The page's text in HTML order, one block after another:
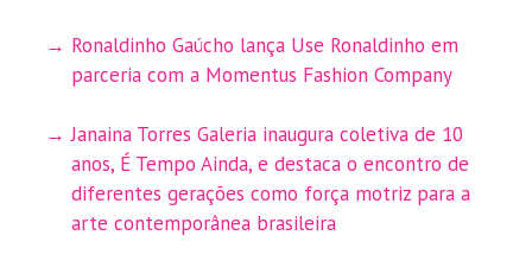
Ronaldinho Gaúcho lança Use Ronaldinho em
parceria com a Momentus Fashion Company
Janaina Torres Galeria inaugura coletiva de 10
anos, É Tempo Ainda, e destaca o encontro de
diferentes gerações como força motriz para a
arte contemporânea brasileira